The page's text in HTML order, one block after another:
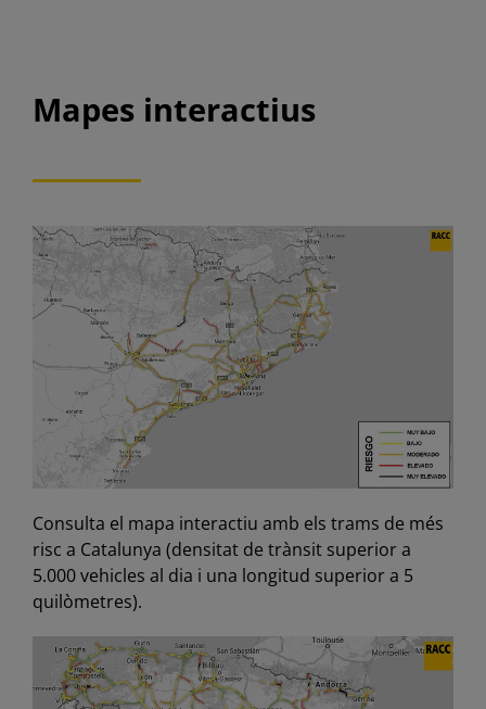
Mapes interactius
Consulta el mapa interactiu amb els trams de més
risc a Catalunya (densitat de trànsit superior a
5.000 vehicles al dia i una longitud superior a 5
quilòmetres).